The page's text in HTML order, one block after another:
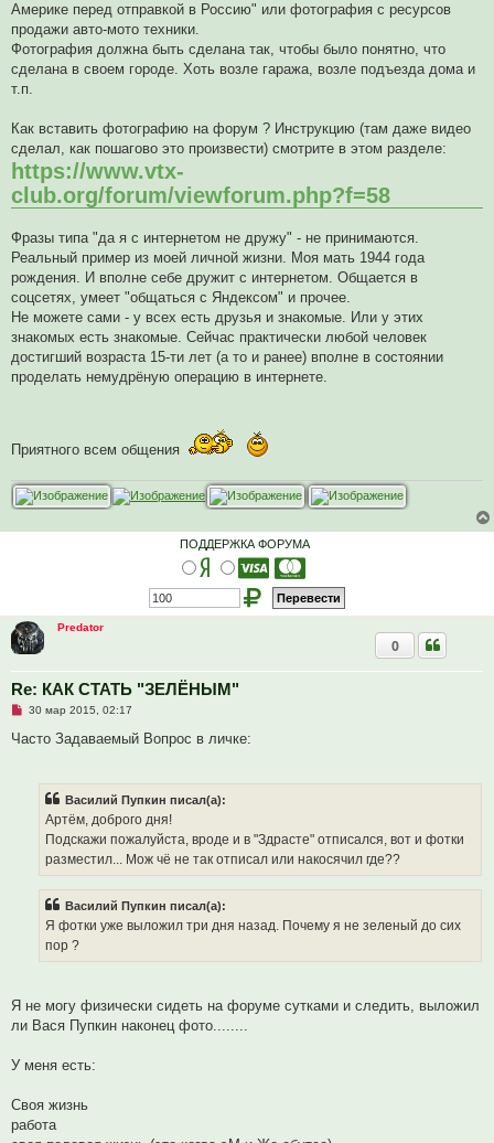
Америке перед отправкой в Россию" или фотография с ресурсов
продажи авто-мото техники.
Фотография должна быть сделана так, чтобы было понятно, что
сделана в своем городе. Хоть возле гаража, возле подъезда дома и
т.п.
Как вставить фотографию на форум ? Инструкцию (там даже видео
сделал, как пошагово это произвести) смотрите в этом разделе:
https://www.vtx-
club.org/forum/viewforum.php?f=58
Фразы типа "да я с интернетом не дружу" - не принимаются.
Реальный пример из моей личной жизни. Моя мать 1944 года
рождения. И вполне себе дружит с интернетом. Общается в
соцсетях, умеет "общаться с Яндексом" и прочее.
Не можете сами - у всех есть друзья и знакомые. Или у этих
знакомых есть знакомые. Сейчас практически любой человек
достигший возраста 15-ти лет (а то и ранее) вполне в состоянии
проделать немудрёную операцию в интернете.
Приятного всем общения
ПОДДЕРЖКА ФОРУМА
Predator
Re: КАК СТАТЬ "ЗЕЛЁНЫМ"
0
Н
п
30 мар 2015, 02:17
Часто Задаваемый Вопрос в личке:
Василий Пупкин писал(а):
Артём, доброго дня!
Подскажи пожалуйста, вроде и в "Здрасте" отписался, вот и фотки
разместил... Мож чё не так отписал или накосячил где??
Василий Пупкин писал(а):
Я фотки уже выложил три дня назад. Почему я не зеленый до сих
пор ?
Я не могу физически сидеть на форуме сутками и следить, выложил
ли Вася Пупкин наконец фото........
У меня есть:
Своя жизнь
работа